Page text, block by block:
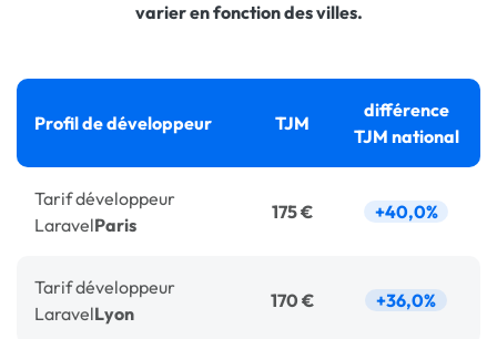
varier en fonction des villes.
Profil de développeur TJM
différence
TJM national
Tarifdéveloppeur
LaravelParis
175 € +40,0%
Tarifdéveloppeur
LaravelLyon
170 € +36,0%